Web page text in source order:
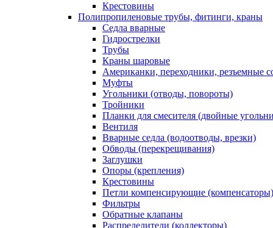
Крестовины
Полипропиленовые трубы, фитинги, краны
Седла вварные
Гидрострелки
Трубы
Краны шаровые
Американки, переходники, резъемные
Муфты
Угольники (отводы, повороты)
Тройники
Планки для смесителя (двойные
Вентиля
Вварные седла (водоотводы, врезки)
Обводы (перекрещивания)
Заглушки
Опоры (крепления)
Крестовины
Петли компенсирующие (компенсаторы)
Фильтры
Обратные клапаны
Распределители (коллекторы)